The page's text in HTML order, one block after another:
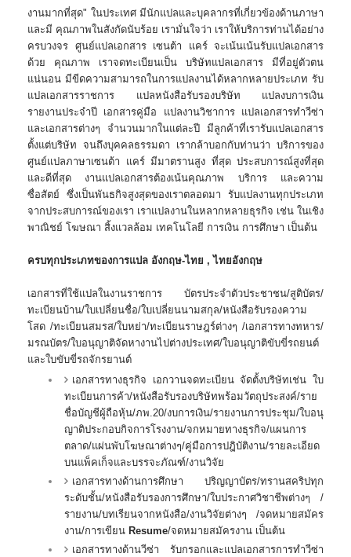
งานมากที่สุด" ในประเทศ มีนักแปลและบุคลากรที่เกี่ยวข้องด้านภาษา
และมี คุณภาพในสังกัดนับร้อย เรามั่นใจว่า เราให้บริการท่านได้อย่าง
ครบวงจร ศูนย์แปลเอกสาร เซนต้า แคร์ จะเน้นเน้นรับแปลเอกสาร
ด้วย คุณภาพ เราจดทะเบียนเป็น บริษัทแปลเอกสาร มีที่อยู่ตัวตน
แน่นอน มีขีดความสามารถในการแปลงานได้หลากหลายประเภท รับ
แปลเอกสารราชการ แปลหนังสือรับรองบริษัท แปลงบการเงิน
รายงานประจำปี เอกสารคู่มือ แปลงานวิชาการ แปลเอกสารทำวีซ่า
และเอกสารต่างๆ จำนวนมากในแต่ละปี มีลูกค้าที่เรารับแปลเอกสาร
ตั้งแต่บริษัท จนถึงบุคคลธรรมดา เรากล้าบอกกับท่านว่า บริการของ
ศูนย์แปลภาษาเซนต้า แคร์ มีมาตรานสูง ที่สุด ประสบการณ์สูงที่สุด
และดีที่สุด งานแปลเอกสารต้องเน้นคุณภาพ บริการ และความ
ซื่อสัตย์ ซึ่งเป็นพันธกิจสูงสุดของเราตลอดมา รับแปลงานทุกประเภท
จากประสบการณ์ของเรา เราแปลงานในหลากหลายธุรกิจ เช่น ในเชิง
พาณิชย์ โฆษณา สิ้งแวลล้อม เทคโนโลยี การเงิน การศึกษา เป็นต้น
ครบทุกประเภทของการแปล อังกฤษ-ไทย , ไทยอังกฤษ
เอกสารที่ใช้แปลในงานราชการ บัตรประจำตัวประชาชน/สูติบัตร/
ทะเบียนบ้าน/ใบเปลี่ยนชื่อ/ใบเปลี่ยนนามสกุล/หนังสือรับรองความ
โสด /ทะเบียนสมรส/ใบหย่า/ทะเบียนราษฎร์ต่างๆ /เอกสารทางทหาร/
มรณบัตร/ใบอนุญาติจัดหางานไปต่างประเทศ/ใบอนุญาติขับขี่รถยนต์
และใบขับขี่รถจักรยานต์
เอกสารทางธุรกิจ เอกวานจดทะเบียน จัดตั้งบริษัทเช่น ใบ
ทะเบียนการค้า/หนังสือรับรองบริษัทพร้อมวัตถุประสงค์/ราย
ชื่อบัญชีผู้ถือหุ้น/ภพ.20/งบการเงิน/รายงานการประชุม/ใบอนุ
ญาติประกอบกิจการโรงงาน/จกหมายทางธุรกิจ/แผนการ
ตลาด/แผ่นพับโฆษณาต่างๆ/คู่มือการปฎิบัติงาน/รายละเอียด
บนแพ็คเก็จและบรรจะภัณฑ์/งานวิจัย
เอกสารทางด้านการศึกษา ปริญญาบัตร/ทรานสคริปทุก
ระดับชั้น/หนังสือรับรองการศึกษา/ใบประกาศวิชาชีพต่างๆ /
รายงาน/บทเรียนจากหนังสือ/งานวิจัยต่างๆ /จดหมายสมัคร
งาน/การเขียน Resume/จดหมายสมัครงาน เป็นต้น
เอกสารทางด้านวีซ่า รับกรอกและแปลเอกสารการทำวีซ่า